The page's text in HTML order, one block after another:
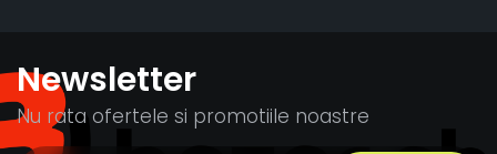
Newsletter
Nu rata ofertele si promotiile noastre